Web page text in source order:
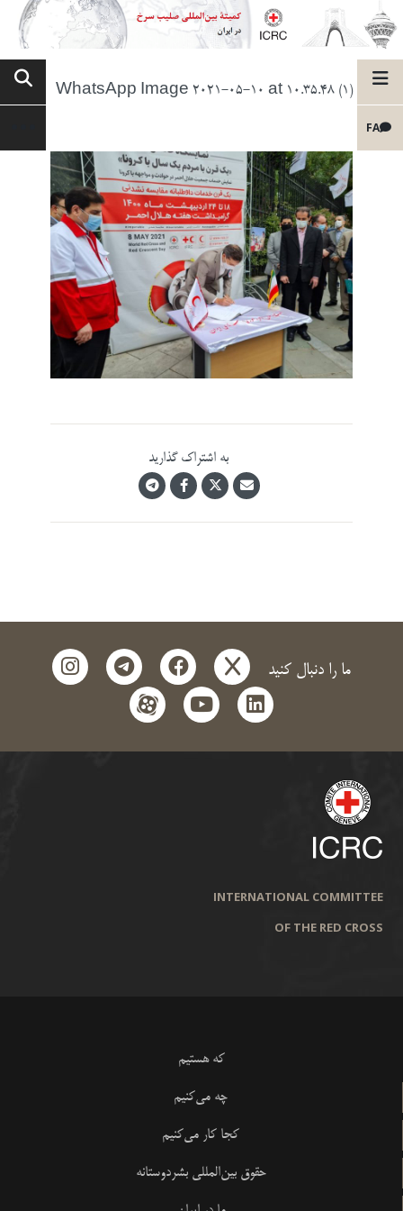
FA
WhatsApp Image 2021-05-10 at 10.35.48 (1)
به اشتراک گذارید
ما را دنبال کنید x
facebook
telegram
instagram
linkedin
youtube
aparat
INTERNATIONAL COMMITTEE
OF THE RED CROSS
که هستیم
چه می‌کنیم
کجا کار می‌کنیم
حقوق بین‌المللی بشردوستانه